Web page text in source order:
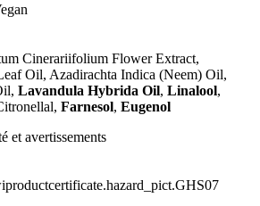
Cinerariifolium Flower Extract,
Oil, Azadirachta Indica (Neem) Oil,
Lavandula Hybrida Oil, Linalool,
Farnesol, Eugenol
et avertissements